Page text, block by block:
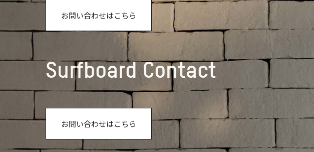
お問い合わせはこちら
Surfboard Contact
お問い合わせはこちら